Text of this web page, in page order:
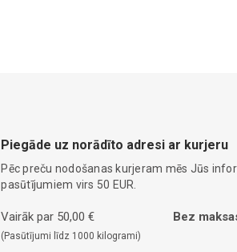
Piegāde uz norādīto adresi ar kurjeru
Pēc preču nodošanas kurjeram mēs Jūs
pasūtījumiem virs 50 EUR.
Vairāk par 50,00 €
(Pasūtījumi līdz 1000 kilogrami)
Bez